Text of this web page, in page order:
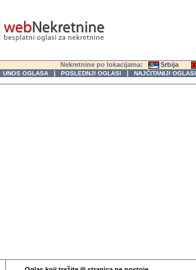
Nekretnine po lokacijama: Srbija
UNOS OGLASA | POSLEDNJI OGLASI | NAJČITANIJI OGLASI